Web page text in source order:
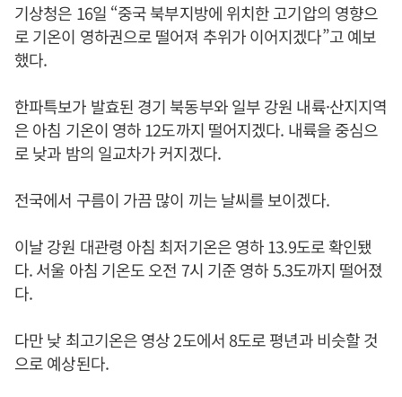
기상청은 16일 “중국 북부지방에 위치한 고기압의 영향으
로 기온이 영하권으로 떨어져 추위가 이어지겠다”고 예보
했다.
한파특보가 발효된 경기 북동부와 일부 강원 내륙·산지지역
은 아침 기온이 영하 12도까지 떨어지겠다. 내륙을 중심으
로 낮과 밤의 일교차가 커지겠다.
전국에서 구름이 가끔 많이 끼는 날씨를 보이겠다.
이날 강원 대관령 아침 최저기온은 영하 13.9도로 확인됐
다. 서울 아침 기온도 오전 7시 기준 영하 5.3도까지 떨어졌
다.
다만 낮 최고기온은 영상 2도에서 8도로 평년과 비슷할 것
으로 예상된다.